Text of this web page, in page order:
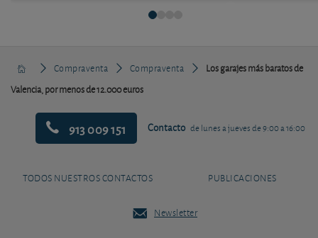
Compraventa Compraventa
Los garajes más baratos de
Valencia, por menos de 12.000 euros
913 009 151 Contacto de lunes a jueves de 9:00 a 16:00
TODOS NUESTROS CONTACTOS PUBLICACIONES
Newsletter